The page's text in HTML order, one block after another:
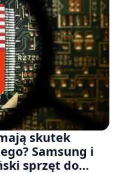
skutek
Samsung i
sprzęt do